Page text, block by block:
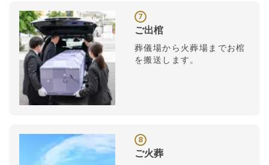
7
ご出棺
葬儀場から火葬場までお棺
を搬送します。
8
ご火葬